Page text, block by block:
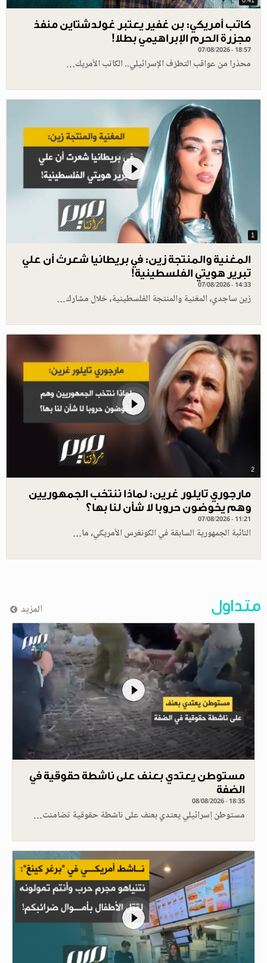
كاتب أمريكي: بن غفير يعتبر غولدشتاين منفذ
مجزرة الحرم الإبراهيمي بطلا!
07/08/2026 - 18:57
محذرا من عواقب التطرّف الإسرائيلي.. الكاتب الأمريك…
1
المغنية والمنتجة زين: في بريطانيا شعرتُ أن علي
تبرير هويتي الفلسطينية!
07/08/2026 - 14:33
زين ساجدي، المغنية والمنتجة الفلسطينية، خلال مشارك…
2
مارجوري تايلور غرين: لماذا ننتخب الجمهوريين
وهم يخوضون حروبا لا شأن لنا بها؟
07/08/2026 - 11:21
النائبة الجمهورية السابقة في الكونغرس الأمريكي، ما…
متداول المزيد
مستوطن يعتدي بعنف على ناشطة حقوقية في
الضفة
08/08/2026 - 18:35
مستوطن إسرائيلي يعتدي بعنف على ناشطة حقوقية تضامنت…